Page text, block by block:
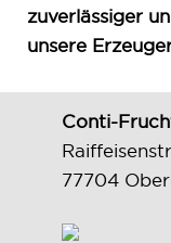
zuverlässiger
unsere
Conti-
77704